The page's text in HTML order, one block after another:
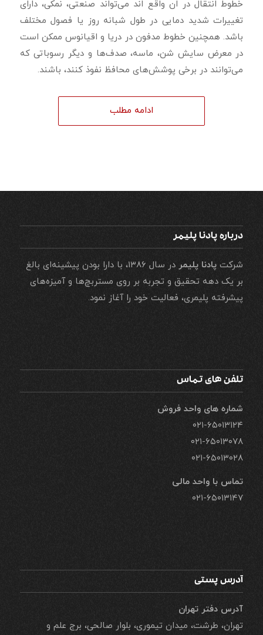
خطوط انتقال در ان واقع اند می‌تواند صنعتی، نمکی، دارای
تغییرات شدید دمایی در طول شبانه روز یا فصول مختلف
باشد. همچنین خطوط مدفون در دریا و اقیانوس ممکن است
در معرض سایش شن، ماسه، صدف‌ها و دیگر رسوباتی که
می‌توانند در برخی پوشش‌های محافظ نفوذ کنند، باشند.
ادامه مطلب
درباره پادنا پلیمر
شرکت پادنا پلیمر
در سال ۱۳۸۶، با دارا بودن پیشینه‌ای بالغ
بر یک دهه تحقیق و تجربه بر روی مستربچ‌ها و آمیزه‌های
پیشرفته پلیمری، فعالیت خود را آغاز نمود.
تلفن های تماس
شماره های واحد فروش
۰۲۱-۶۵۰۱۳۱۲۴
۰۲۱-۶۵۰۱۳۰۷۸
۰۲۱-۶۵۰۱۳۰۲۸
تماس با واحد مالی
۰۲۱-۶۵۰۱۳۱۴۷
آدرس پستی
آدرس دفتر تهران
تهران، طرشت، میدان تیموری، بلوار صالحی، برج علم و